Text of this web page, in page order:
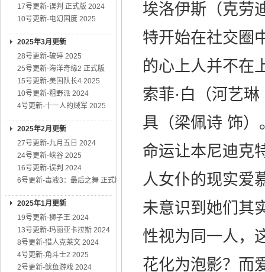
17号更新-误判 正式版 2024
10号更新-电幻国度 2025
2025年3月更新
28号更新-破碎 2025
25号更新-海洋奇缘2 正式版
15号更新-美国队长4 2025
10号更新-粗野派 2024
4号更新-十一人的贼军 2025
2025年2月更新
27号更新-九月五日 2024
24号更新-峡谷 2025
16号更新-误判 2024
6号更新-毒液3：最后之舞 正式版
2025年1月更新
19号更新-狮子王 2024
13号更新-玛丽亚卡拉斯 2024
8号更新-猎人克莱文 2024
4号更新-角斗士2 2025
2号更新-鱿鱼游戏 2024
埃洛伊斯（克劳
特开始在社交圈
的心上人并不在
索菲·白（河艺
具（梁佩诗 饰）
命运让本尼迪克
人女仆的现实爱
未意识到她们其
性视为同一人，
花化为泡影？而